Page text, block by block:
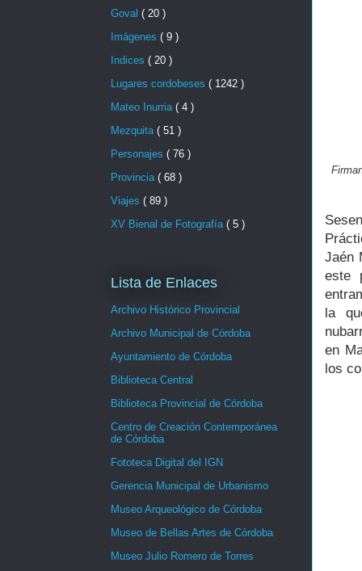
Jaén
este
la
en
los
Goval ( 20 )
Imágenes ( 9 )
Indices ( 20 )
Lugares cordobeses ( 1242 )
Mateo Inurria ( 4 )
Mezquita ( 51 )
Personajes ( 76 )
Provincia ( 68 )
Viajes ( 89 )
XV Bienal de Fotografía ( 5 )
Lista de Enlaces
Archivo Histórico Provincial
Archivo Municipal de Córdoba
Ayuntamiento de Córdoba
Biblioteca Central
Biblioteca Provincial de Córdoba
Centro de Creación Contemporánea
de Córdoba
Fototeca Digital del IGN
Gerencia Municipal de Urbanismo
Museo Arqueológico de Córdoba
Museo de Bellas Artes de Córdoba
Museo Julio Romero de Torres